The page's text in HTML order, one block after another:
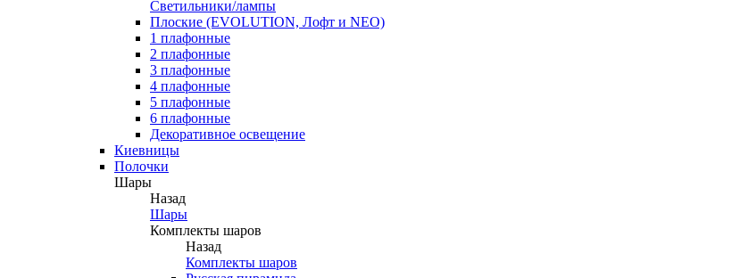
Светильники/лампы
Плоские (EVOLUTION, Лофт и NEO)
1 плафонные
2 плафонные
3 плафонные
4 плафонные
5 плафонные
6 плафонные
Декоративное освещение
Киевницы
Полочки
Шары
Назад
Шары
Комплекты шаров
Назад
Комплекты шаров